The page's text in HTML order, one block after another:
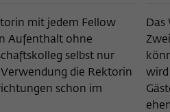
mit jedem Fellow
Aufenthalt ohne
selbst nur
die Rektorin
schon im
wird
Matomo
30 Minuten
Dieses kurzlebige